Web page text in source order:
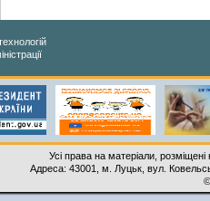
Усі права на матеріали,
Адреса: 43001, м. Луцьк, вул.